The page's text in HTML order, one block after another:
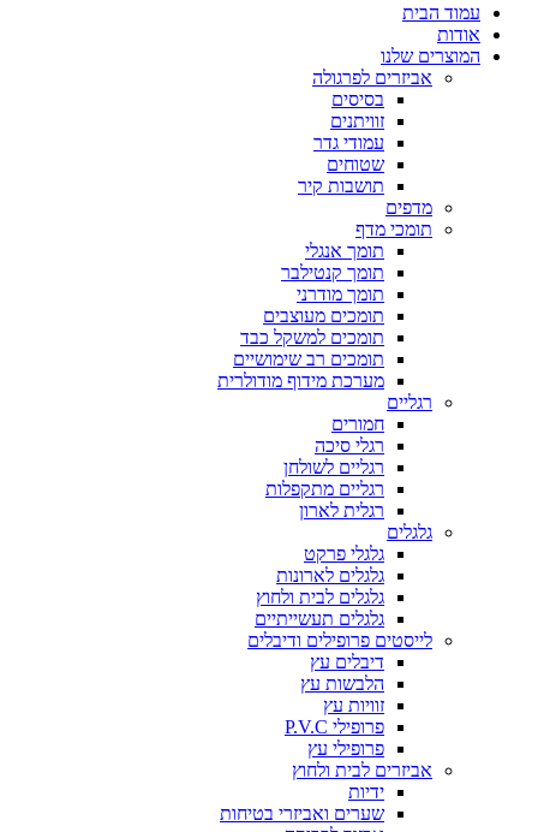
עמוד הבית
אודות
המוצרים שלנו
אביזרים לפרגולה
בסיסים
זוויתנים
עמודי גדר
שטוחים
תושבות קיר
מדפים
תומכי מדף
תומך אנגלי
תומך קנטילבר
תומך מודרני
תומכים מעוצבים
תומכים למשקל כבד
תומכים רב שימושיים
מערכת מידוף מודולרית
רגליים
חמורים
רגלי סיכה
רגליים לשולחן
רגליים מתקפלות
רגלית לארון
גלגלים
גלגלי פרקט
גלגלים לארונות
גלגלים לבית ולחוץ
גלגלים תעשייתיים
לייסטים פרופילים ודיבלים
דיבלים עץ
הלבשות עץ
זוויות עץ
פרופילי P.V.C
פרופילי עץ
אביזרים לבית ולחוץ
ידיות
שערים ואביזרי בטיחות